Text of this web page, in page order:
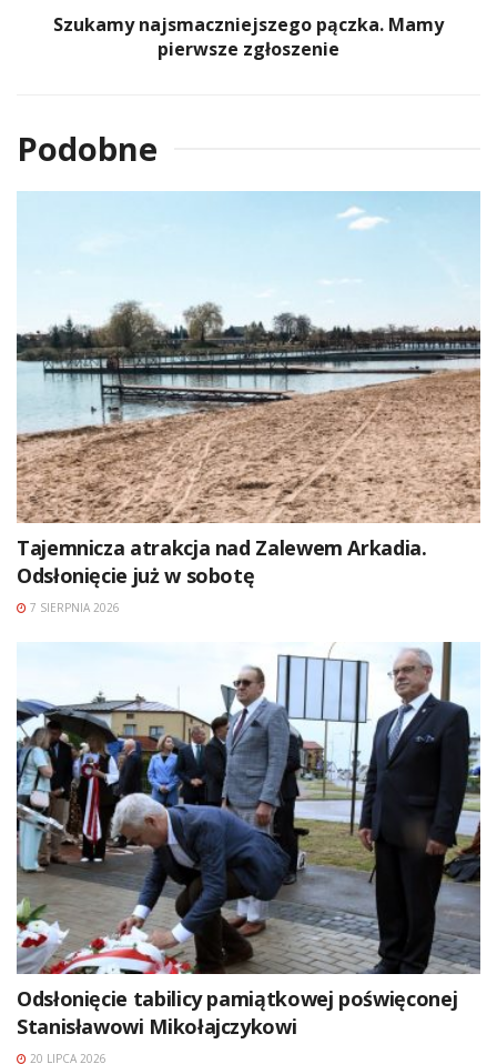
Szukamy najsmaczniejszego pączka. Mamy
pierwsze zgłoszenie
Podobne
Tajemnicza atrakcja nad Zalewem Arkadia.
Odsłonięcie już w sobotę
7 SIERPNIA 2026
Odsłonięcie tabilicy pamiątkowej poświęconej
Stanisławowi Mikołajczykowi
20 LIPCA 2026